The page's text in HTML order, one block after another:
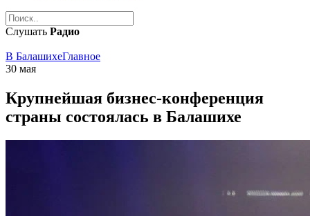
Слушать Радио
В БалашихеГлавное
30 мая
Крупнейшая бизнес-конференция
страны состоялась в Балашихе